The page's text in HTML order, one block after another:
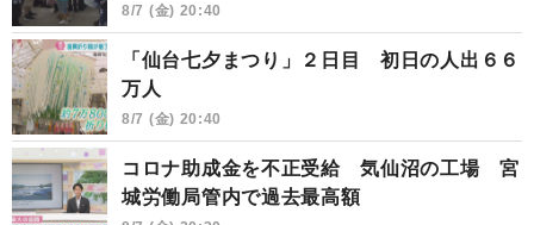
8/7 (金) 20:40
「仙台七夕まつり」２日目 初日の人出６６
万人
8/7 (金) 20:40
コロナ助成金を不正受給 気仙沼の工場 宮
城労働局管内で過去最高額